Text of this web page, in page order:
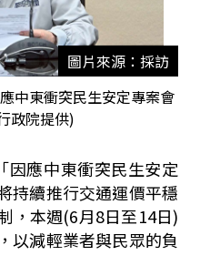
圖片來源：採訪
中東衝突民生安定專案會
政院提供)
因應中東衝突民生安定
持續推行交通運價平穩
，本週(6月8日至14日)
以減輕業者與民眾的負